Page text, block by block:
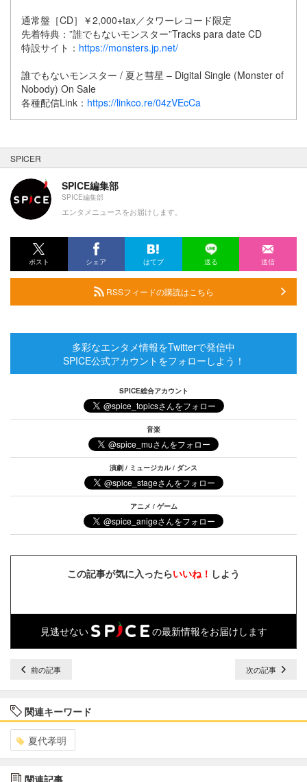
通常盤［CD］￥2,000+tax／タワーレコード限定
先着特典：”誰でもないモンスター”Tracks para date CD
特設サイト： https://monsters.jp.net/
誰でもないモンスター / 夏と彗星 – Digital Single (Monster of
Nobody) On Sale
各種配信Link： https://linkco.re/04zVEcCa
SPICER
SPICE編集部
SPICE編集部
エンタメニュースをお届けします。
ポスト シェア はてブ 送る 送信
RSSフィードの購読はこちら
多彩なエンタメ情報をTwitterで発信中
SPICE公式アカウントをフォローしよう！
SPICE総合アカウント
音楽
演劇 / ミュージカル / ダンス
アニメ / ゲーム
この記事が気に入ったらいいね！ しよう
見逃せない の最新情報をお届けします
前の記事 次の記事
関連キーワード
夏代孝明
関連記事